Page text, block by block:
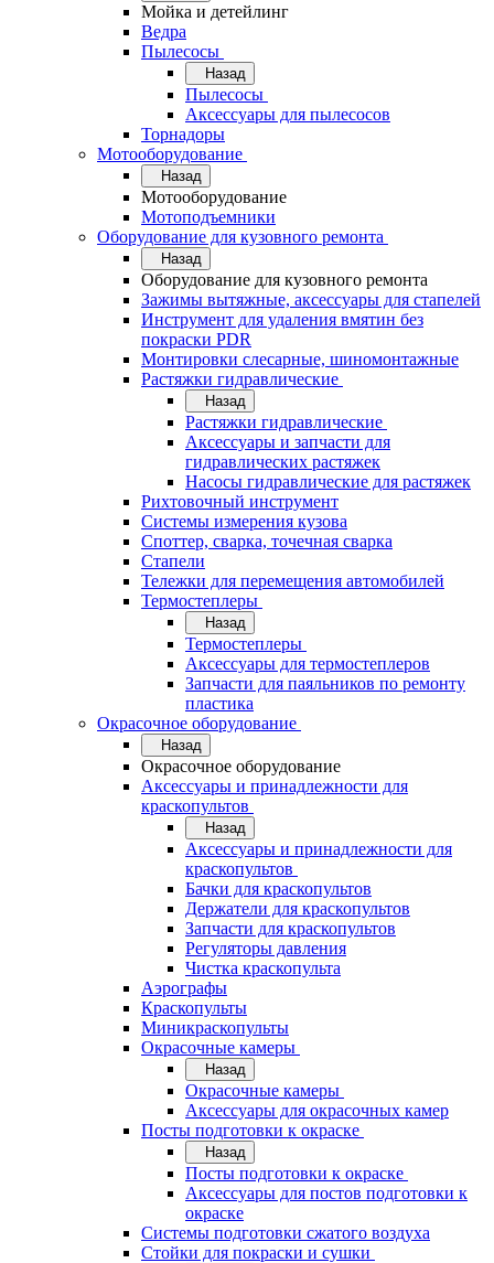
Мойка и детейлинг
Ведра
Пылесосы
Назад
Пылесосы
Аксессуары для пылесосов
Торнадоры
Мотооборудование
Назад
Мотооборудование
Мотоподъемники
Оборудование для кузовного ремонта
Назад
Оборудование для кузовного ремонта
Зажимы вытяжные, аксессуары для стапелей
Инструмент для удаления вмятин без
покраски PDR
Монтировки слесарные, шиномонтажные
Растяжки гидравлические
Назад
Растяжки гидравлические
Аксессуары и запчасти для
гидравлических растяжек
Насосы гидравлические для растяжек
Рихтовочный инструмент
Системы измерения кузова
Споттер, сварка, точечная сварка
Стапели
Тележки для перемещения автомобилей
Термостеплеры
Назад
Термостеплеры
Аксессуары для термостеплеров
Запчасти для паяльников по ремонту
пластика
Окрасочное оборудование
Назад
Окрасочное оборудование
Аксессуары и принадлежности для
краскопультов
Назад
Аксессуары и принадлежности для
краскопультов
Бачки для краскопультов
Держатели для краскопультов
Запчасти для краскопультов
Регуляторы давления
Чистка краскопульта
Аэрографы
Краскопульты
Миникраскопульты
Окрасочные камеры
Назад
Окрасочные камеры
Аксессуары для окрасочных камер
Посты подготовки к окраске
Назад
Посты подготовки к окраске
Аксессуары для постов подготовки к
окраске
Системы подготовки сжатого воздуха
Стойки для покраски и сушки